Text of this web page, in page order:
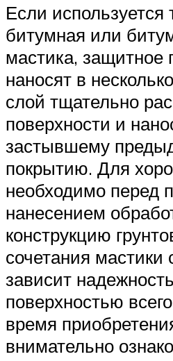
Если используется
битумная или
мастика, защитное
наносят в
слой тщательно
поверхности и
застывшему
покрытию. Для
необходимо перед
нанесением
конструкцию
сочетания мастики
зависит
поверхностью
время
внимательно